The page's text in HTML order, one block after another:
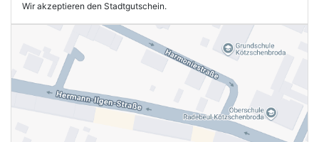
Wir akzeptieren den Stadtgutschein.